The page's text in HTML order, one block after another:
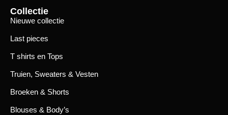
Collectie
Nieuwe collectie
Last pieces
T shirts en Tops
Truien, Sweaters & Vesten
Broeken & Shorts
Blouses & Body’s